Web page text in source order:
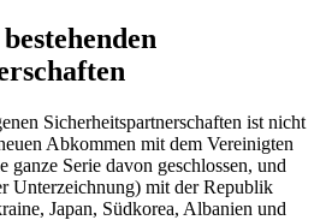
Sicherheitspartnerschaften ist nicht
Abkommen mit dem Vereinigten
ganze Serie davon geschlossen, und
Unterzeichnung) mit der Republik
Japan, Südkorea, Albanien und